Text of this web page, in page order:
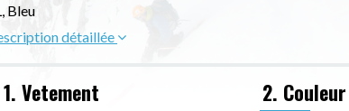
Bleu
détaillée
1. Vetement 2. Couleur